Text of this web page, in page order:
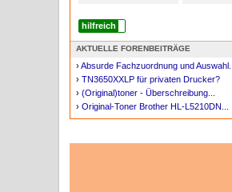
hilfreich
AKTUELLE FORENBEITRÄGE
›Absurde Fachzuordnung und Auswahl...
› TN3650XXLP für privaten Drucker?
› (Original)toner - Überschreibung...
› Original-Toner Brother HL-L5210DN...